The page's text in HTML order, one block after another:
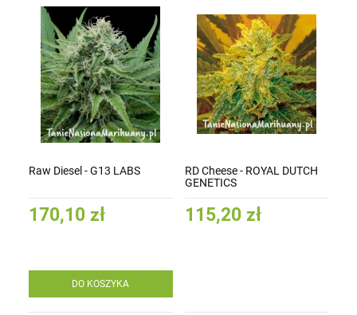
Raw Diesel - G13 LABS
170,10 zł
DO KOSZYKA
RD Cheese - ROYAL DUTCH
GENETICS
115,20 zł